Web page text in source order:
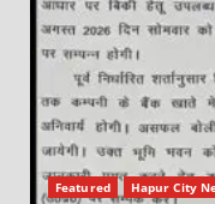
Featured Hapur City